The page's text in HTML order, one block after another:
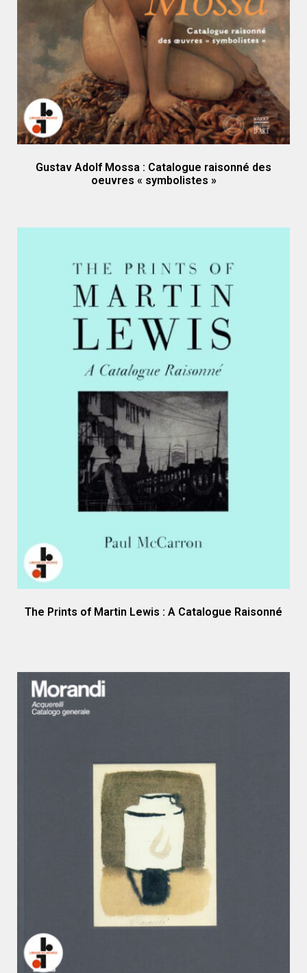
Gustav Adolf Mossa : Catalogue raisonné des
oeuvres « symbolistes »
The Prints of Martin Lewis : A Catalogue Raisonné